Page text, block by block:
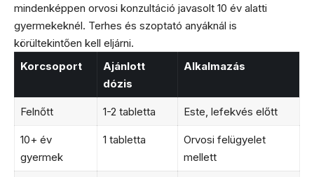
mindenképpen orvosi konzultáció javasolt 10 év alatti
gyermekeknél. Terhes és szoptató anyáknál is
körültekintően kell eljárni.
Korcsoport
Ajánlott
dózis
Alkalmazás
Felnőtt 1-2 tabletta Este, lefekvés előtt
10+ év
gyermek
1 tabletta
Orvosi felügyelet
mellett